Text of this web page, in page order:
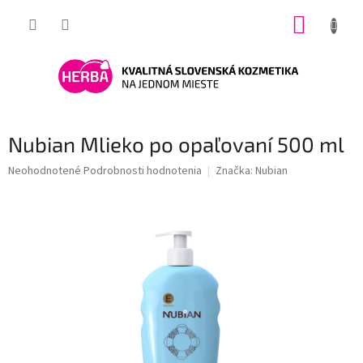
Nubian Mlieko po opaľovaní 500 ml
Priemerné
Neohodnotené Podrobnosti hodnotenia Značka: Nubian